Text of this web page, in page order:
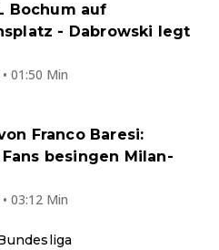
Bochum auf
- Dabrowski legt
01:50 Min
Franco Baresi:
besingen Milan-
03:12 Min